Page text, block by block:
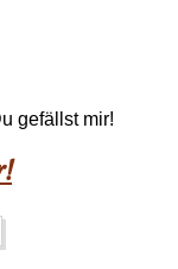
gefällst mir!